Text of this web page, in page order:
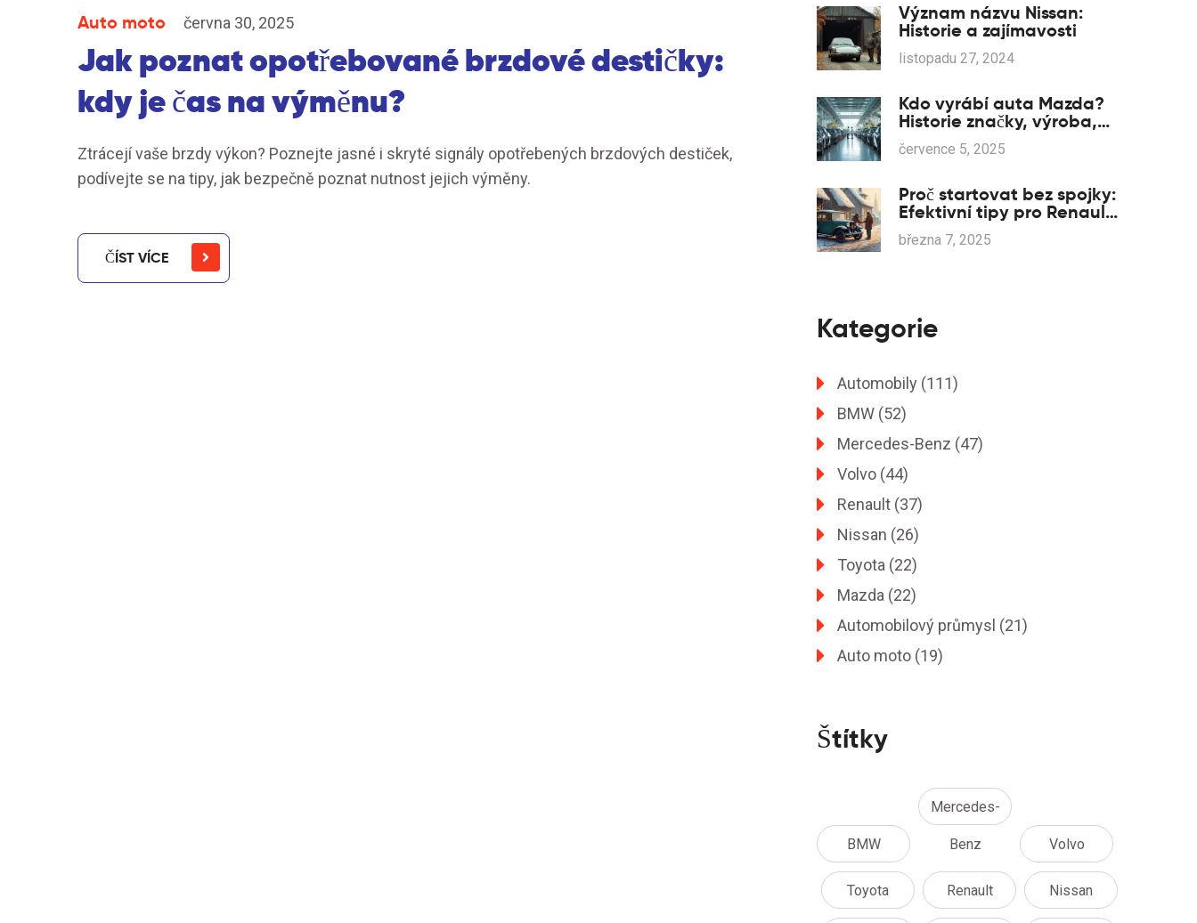
Auto moto června 30, 2025
Jak poznat opotřebované brzdové destičky:
kdy je čas na výměnu?
Ztrácejí vaše brzdy výkon? Poznejte jasné i skryté signály opotřebených brzdových destiček,
podívejte se na tipy, jak bezpečně poznat nutnost jejich výměny.
ČÍST VÍCE
Význam názvu Nissan:
Historie a zajímavosti
listopadu 27, 2024
Kdo vyrábí auta Mazda?
Historie značky, výroba,
zajímavosti a kde se
montují vozy Mazda
července 5, 2025
Proč startovat bez spojky:
Efektivní tipy pro Renault
řidiče
března 7, 2025
Kategorie
Automobily (111)
BMW (52)
Mercedes-Benz (47)
Volvo (44)
Renault (37)
Nissan (26)
Toyota (22)
Mazda (22)
Automobilový průmysl (21)
Auto moto (19)
Štítky
BMW
Mercedes-
Benz Volvo
Toyota Renault Nissan